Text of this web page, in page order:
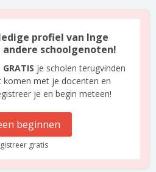
profiel van Inge
andere schoolgenoten!
GRATIS je scholen terugvinden
komen met je docenten en
je en begin meteen!
beginnen
gratis